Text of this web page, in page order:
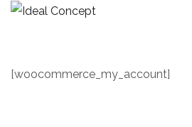
[woocommerce_my_account]